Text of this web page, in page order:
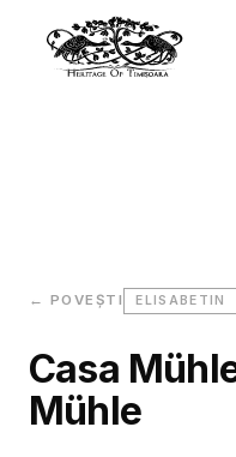
← POVEȘTI ELISABETIN
Casa
Mühle